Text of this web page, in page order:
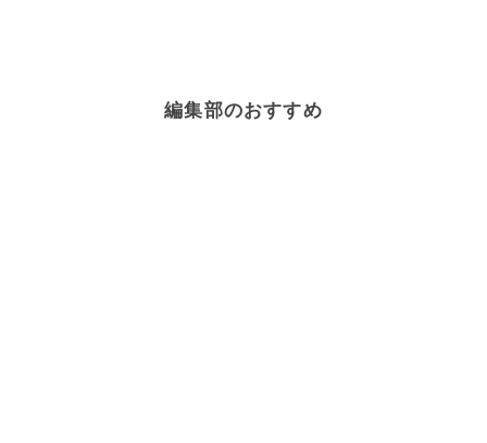
編集部のおすすめ